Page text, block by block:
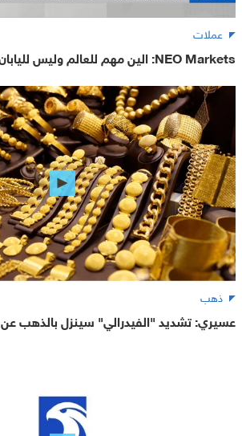
عملات
NEO Markets: الين مهم للعالم وليس لليابان وأميركا فقط
ذهب
عسيري: تشديد "الفيدرالي" سينزل بالذهب عن 4000 دولار